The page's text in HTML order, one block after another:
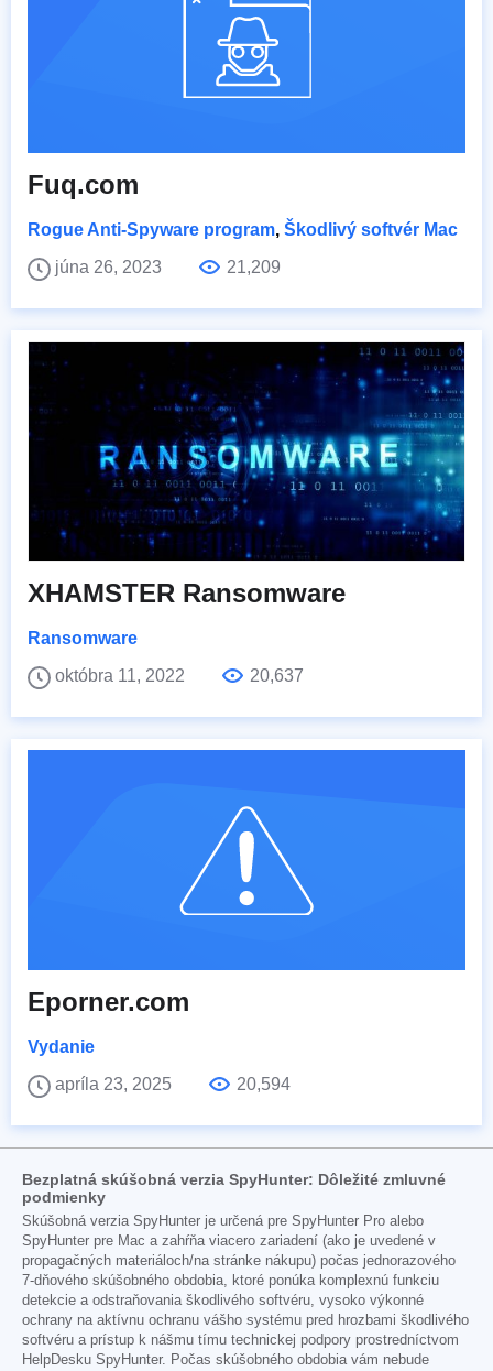
Fuq.com
Rogue Anti-Spyware program, Škodlivý softvér Mac
júna 26, 2023
21,209
XHAMSTER Ransomware
Ransomware
októbra 11, 2022
20,637
Eporner.com
Vydanie
apríla 23, 2025
20,594
Bezplatná skúšobná verzia SpyHunter: Dôležité zmluvné
podmienky
Skúšobná verzia SpyHunter je určená pre SpyHunter Pro alebo
SpyHunter pre Mac a zahŕňa viacero zariadení (ako je uvedené v
propagačných materiáloch/na stránke nákupu) počas jednorazového
7-dňového skúšobného obdobia, ktoré ponúka komplexnú funkciu
detekcie a odstraňovania škodlivého softvéru, vysoko výkonné
ochrany na aktívnu ochranu vášho systému pred hrozbami škodlivého
softvéru a prístup k nášmu tímu technickej podpory prostredníctvom
HelpDesku SpyHunter. Počas skúšobného obdobia vám nebude